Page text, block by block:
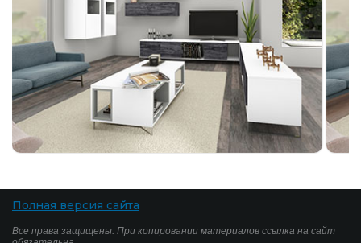
Полная версия сайта
Все права защищены. При копировании материалов ссылка на сайт